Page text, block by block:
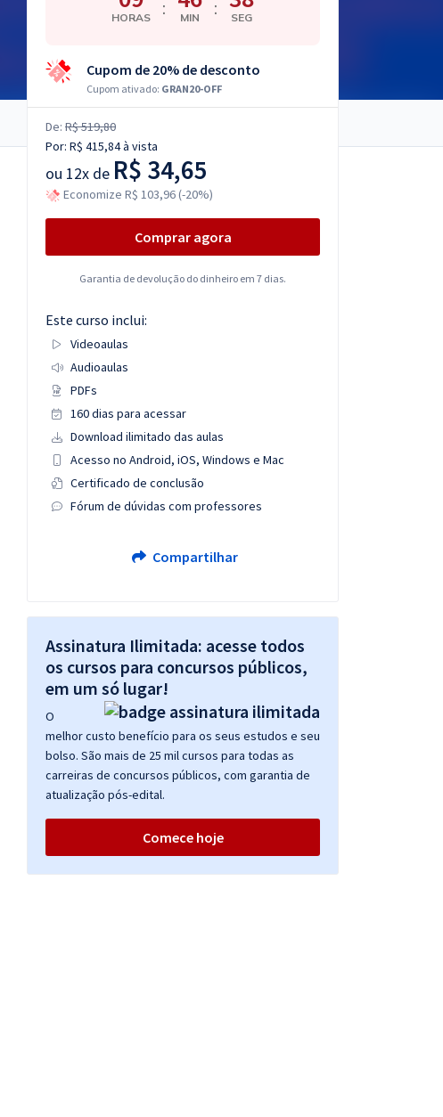
HORAS : MIN : SEG
Cupom de 20% de desconto
Cupom ativado: GRAN20-OFF
De: R$ 519,80
Por: R$ 415,84à vista
ou 12x de R$ 34,65
Economize R$ 103,96 (-20%)
Comprar agora
Garantia de devolução do dinheiro em 7 dias.
Este curso inclui:
Videoaulas
Audioaulas
PDFs
160 dias para acessar
Download ilimitado das aulas
Acesso no Android, iOS, Windows e Mac
Certificado de conclusão
Fórum de dúvidas com professores
Compartilhar
Assinatura Ilimitada: acesse todos
os cursos para concursos públicos,
em um só lugar!
O
melhor custo benefício para os seus estudos e seu
bolso. São mais de 25 mil cursos para todas as
carreiras de concursos públicos, com garantia de
atualização pós-edital.
Comece hoje